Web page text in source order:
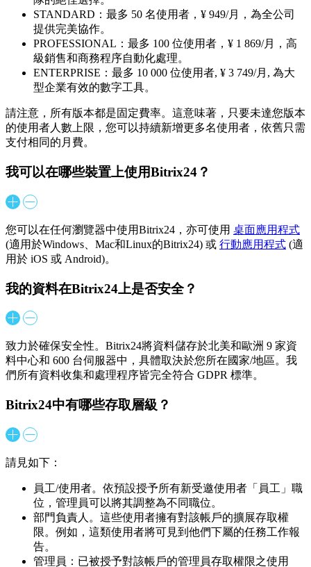
STANDARD：最多 50 名使用者， ¥ 949/月
，為全公司
提供完美協作。
PROFESSIONAL：最多 100 位使用者， ¥ 1 869/月
，高
級銷售和商務程序自動化處理。
ENTERPRISE：最多 10 000 位使用者, ¥ 3 749/月 , 為大
型企業有效的數字工具。
請注意，所有版本都是固定費率。這意味著，只要未達您版本
的使用者人數上限，您可以持續新增更多名使用者，依舊只需
支付相同的月費。
我可以在哪些裝置上使用Bitrix24？
您可以在任何瀏覽器中使用Bitrix24，亦可使用 桌面應用程式
(適用於Windows、Mac和Linux的Bitrix24) 或 行動應用程式 (適
用於 iOS 或 Android)。
我的資料在Bitrix24上是否安全？
致力於確保安全性。Bitrix24將資料儲存於北美和歐洲 9 家資
料中心和 600 台伺服器中，具體取決於您所在國家/地區。我
們所有資料收集和處理程序皆完全符合 GDPR 標準。
Bitrix24中有哪些存取層級？
請見如下：
員工/使用者。依預設授予所有新受邀使用者「員工」職
位，管理員可以將其調整為不同職位。
部門負責人。這些使用者擁有對該帳戶的擴展存取權
限。例如，這類使用者將可見到他們下屬的任務工作報
告。
管理員：已被授予對該帳戶的管理員存取權限之使用